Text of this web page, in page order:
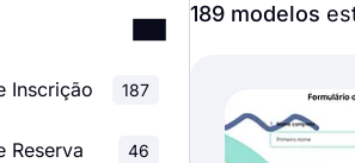
Inscrição 187
Reserva 46
189 modelos